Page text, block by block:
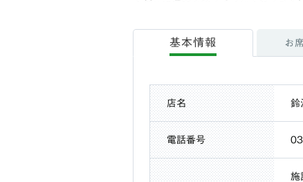
基本情報 お
店名 鈴
電話番号
施